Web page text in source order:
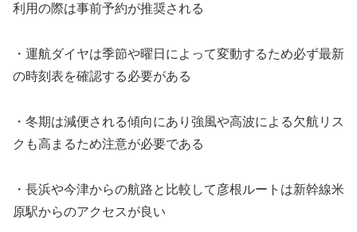
利用の際は事前予約が推奨される
・運航ダイヤは季節や曜日によって変動するため必ず最新
の時刻表を確認する必要がある
・冬期は減便される傾向にあり強風や高波による欠航リス
クも高まるため注意が必要である
・長浜や今津からの航路と比較して彦根ルートは新幹線米
原駅からのアクセスが良い